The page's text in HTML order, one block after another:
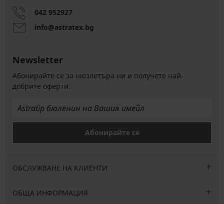
042 952927
info@astratex.bg
Newsletter
Абонирайте се за нюзлетъра ни и получете най-
добрите оферти.
Абонирайте се
ОБСЛУЖВАНЕ НА КЛИЕНТИ
ОБЩА ИНФОРМАЦИЯ